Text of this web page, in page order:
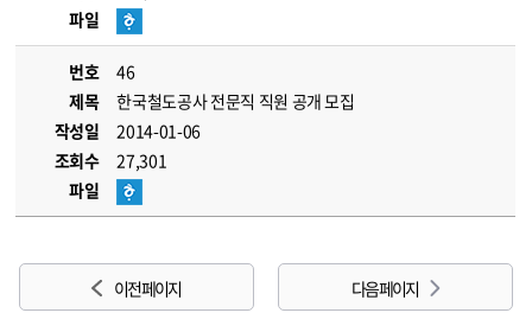
파일
번호
46
제목
한국철도공사 전문직 직원 공개 모집
작성일
2014-01-06
조회수
27,301
파일
이전 페이지 다음 페이지